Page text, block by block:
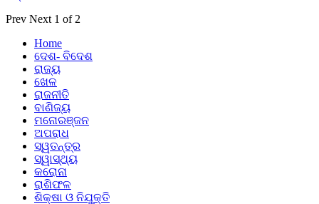
Prev Next 1 of 2
Home
ଦେଶ- ବିଦେଶ
ରାଜ୍ୟ
ଖେଳ
ରାଜନୀତି
ବାଣିଜ୍ୟ
ମନୋରଞ୍ଜନ
ଅପରାଧ
ସ୍ୱତନ୍ତ୍ର
ସ୍ୱାସ୍ଥ୍ୟ
କରୋନା
ରାଶିଫଳ
ଶିକ୍ଷା ଓ ନିଯୁକ୍ତି